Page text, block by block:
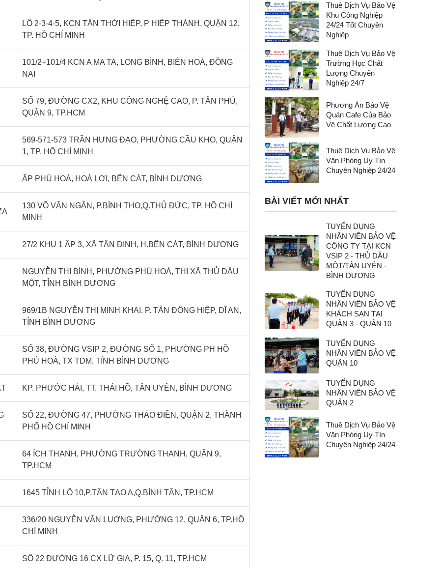
LÔ 2-3-4-5, KCN TÂN THỚI HIỆP, P HIỆP THÀNH, QUẬN 12,
TP. HỒ CHÍ MINH
101/2+101/4 KCN A MA TA, LONG BÌNH, BIÊN HOÀ, ĐỒNG
NAI
SỐ 79, ĐƯỜNG CX2, KHU CÔNG NGHỆ CAO, P. TÂN PHÚ,
QUẬN 9, TP.HCM
569-571-573 TRẦN HƯNG ĐẠO, PHƯỜNG CẦU KHO, QUẬN
1, TP. HỒ CHÍ MINH
ẤP PHÚ HOÀ, HOÀ LỢI, BẾN CÁT, BÌNH DƯƠNG
130 VÕ VĂN NGÂN, P.BÌNH THỌ,Q.THỦ ĐỨC, TP. HỒ CHÍ
MINH
27/2 KHU 1 ẤP 3, XÃ TÂN ĐỊNH, H.BẾN CÁT, BÌNH DƯƠNG
NGUYỄN THỊ BÌNH, PHƯỜNG PHÚ HOÀ, THỊ XÃ THỦ DẦU
MỘT, TỈNH BÌNH DƯƠNG
969/1B NGUYỄN THỊ MINH KHAI. P. TÂN ĐÔNG HIỆP, DĨ AN,
TỈNH BÌNH DƯƠNG
SỐ 38, ĐƯỜNG VSIP 2, ĐƯỜNG SỐ 1, PHƯỜNG PH HỒ
PHÚ HOÀ, TX TDM, TỈNH BÌNH DƯƠNG
KP. PHƯỚC HẢI, TT. THÁI HỒ, TÂN UYÊN, BÌNH DƯƠNG
SỐ 22, ĐƯỜNG 47, PHƯỜNG THẢO ĐIỀN, QUẬN 2, THÀNH
PHỐ HỒ CHÍ MINH
64 ÍCH THẠNH, PHƯỜNG TRƯỜNG THẠNH, QUẬN 9,
TP.HCM
1645 TỈNH LỘ 10,P.TÂN TẠO A,Q.BÌNH TÂN, TP.HCM
336/20 NGUYỄN VĂN LUƠNG, PHƯỜNG 12, QUẬN 6, TP.HỒ
CHÍ MINH
SỐ 22 ĐƯỜNG 16 CX LỮ GIA, P. 15, Q. 11, TP.HCM
Thuê Dịch Vụ Bảo Vệ
Khu Công Nghiệp
24/24 Tốt Chuyên
Nghiệp
Thuê Dịch Vụ Bảo Vệ
Trường Học Chất
Lượng Chuyên
Nghiệp 24/7
Phương Án Bảo Vệ
Quán Cafe Của Bảo
Vệ Chất Lượng Cao
Thuê Dịch Vụ Bảo Vệ
Văn Phòng Uy Tín
Chuyên Nghiệp 24/24
BÀI VIẾT MỚI NHẤT
TUYỂN DỤNG
NHÂN VIÊN BẢO VỆ
CÔNG TY TẠI KCN
VSIP 2 - THỦ DẦU
MỘT/TÂN UYÊN -
BÌNH DƯƠNG
TUYỂN DỤNG
NHÂN VIÊN BẢO VỆ
KHÁCH SẠN TẠI
QUẬN 3 - QUẬN 10
TUYỂN DỤNG
NHÂN VIÊN BẢO VỆ
QUẬN 10
TUYỂN DỤNG
NHÂN VIÊN BẢO VỆ
QUẬN 2
Thuê Dịch Vụ Bảo Vệ
Văn Phòng Uy Tín
Chuyên Nghiệp 24/24